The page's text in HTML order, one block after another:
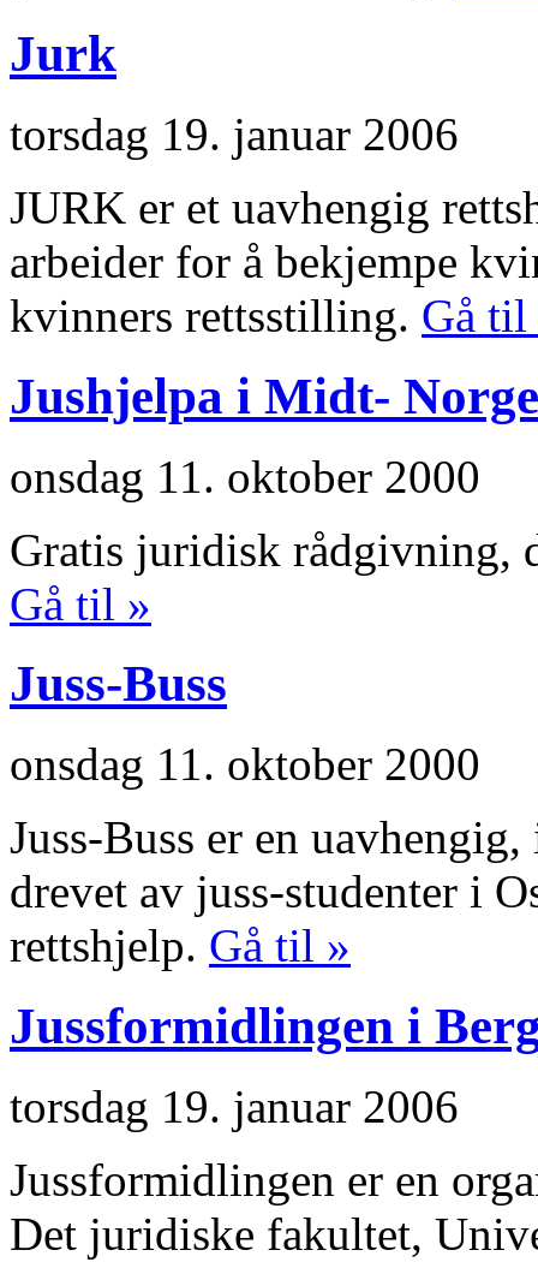
Jurk
torsdag 19. januar 2006
JURK er et uavhengig
arbeider for å bekjempe
kvinners rettsstilling. Gå til
Jushjelpa i Midt- Norge
onsdag 11. oktober 2000
Gratis juridisk rådgivning,
Gå til »
Juss-Buss
onsdag 11. oktober 2000
Juss-Buss er en
drevet av juss-studenter i
rettshjelp. Gå til »
Jussformidlingen i
torsdag 19. januar 2006
Jussformidlingen er en
Det juridiske fakultet,